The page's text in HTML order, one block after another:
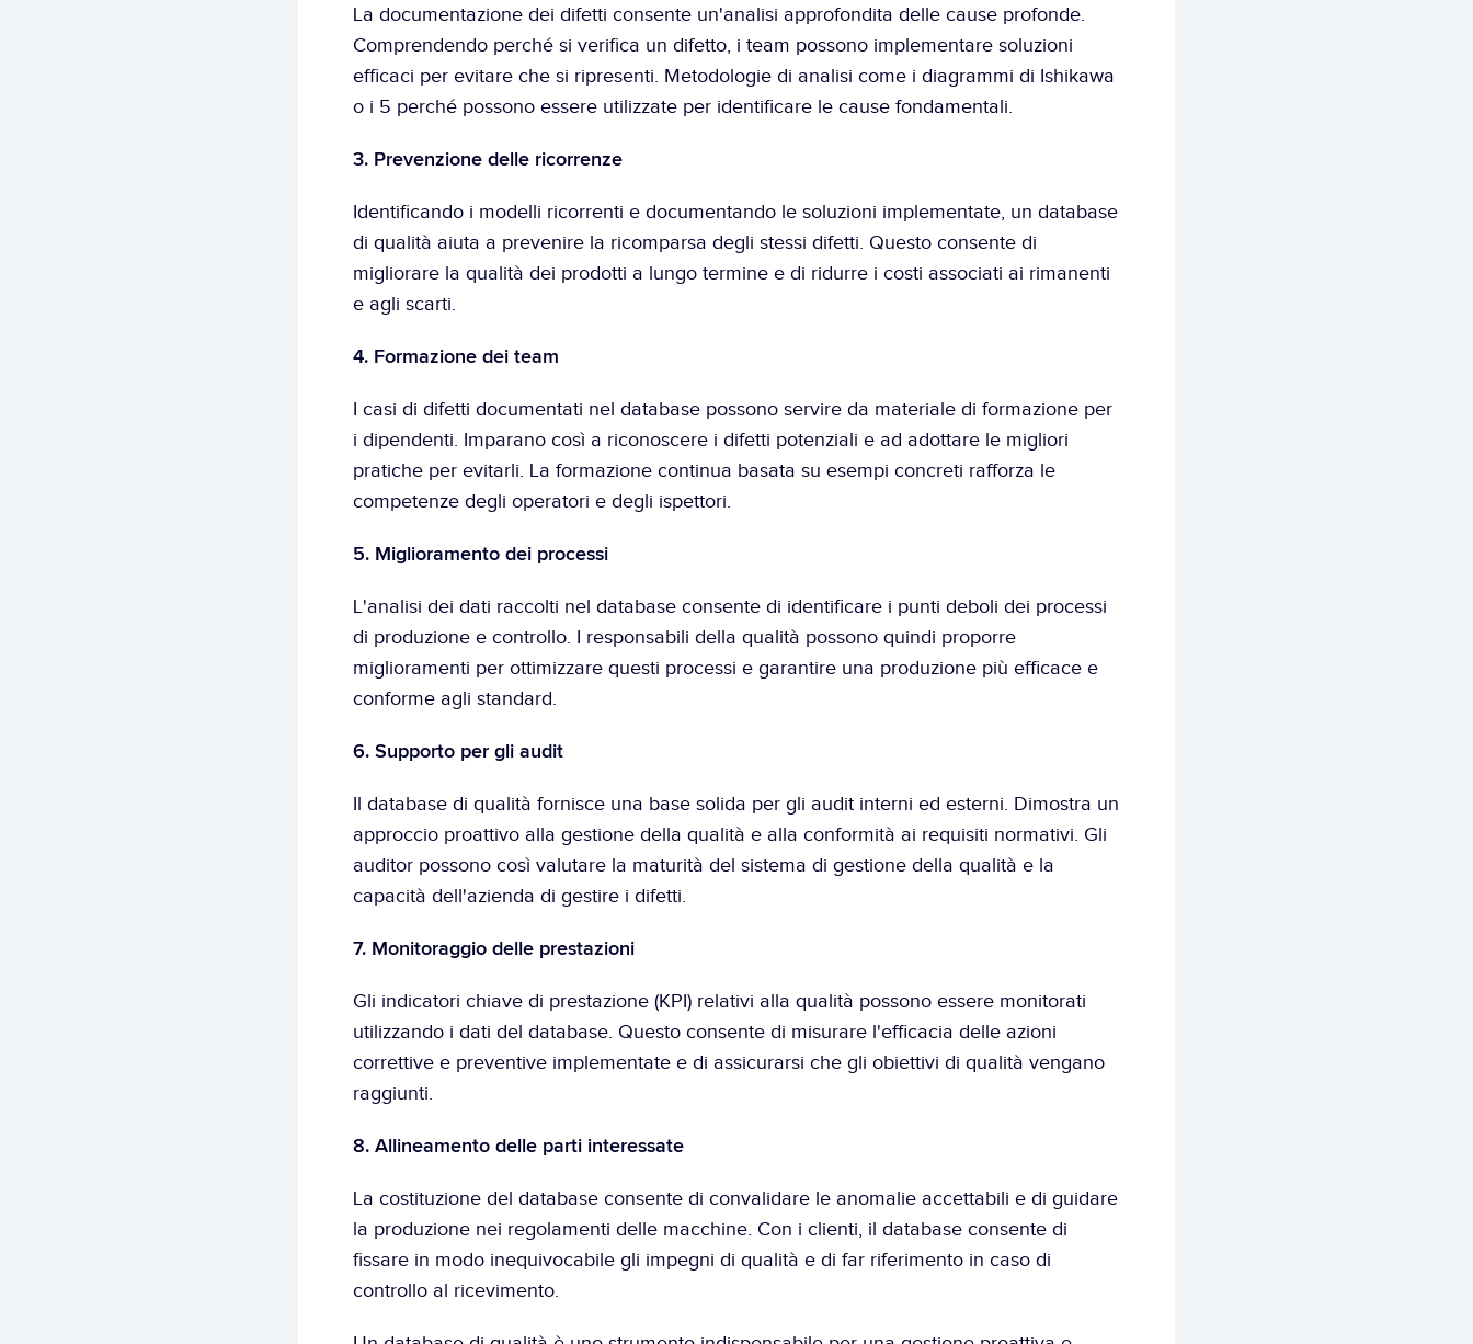
La documentazione dei difetti consente un'analisi approfondita delle cause profonde.
Comprendendo perché si verifica un difetto, i team possono implementare soluzioni
efficaci per evitare che si ripresenti. Metodologie di analisi come i diagrammi di Ishikawa
o i 5 perché possono essere utilizzate per identificare le cause fondamentali.
3. Prevenzione delle ricorrenze
Identificando i modelli ricorrenti e documentando le soluzioni implementate, un database
di qualità aiuta a prevenire la ricomparsa degli stessi difetti. Questo consente di
migliorare la qualità dei prodotti a lungo termine e di ridurre i costi associati ai rimanenti
e agli scarti.
4. Formazione dei team
I casi di difetti documentati nel database possono servire da materiale di formazione per
i dipendenti. Imparano così a riconoscere i difetti potenziali e ad adottare le migliori
pratiche per evitarli. La formazione continua basata su esempi concreti rafforza le
competenze degli operatori e degli ispettori.
5. Miglioramento dei processi
L'analisi dei dati raccolti nel database consente di identificare i punti deboli dei processi
di produzione e controllo. I responsabili della qualità possono quindi proporre
miglioramenti per ottimizzare questi processi e garantire una produzione più efficace e
conforme agli standard.
6. Supporto per gli audit
Il database di qualità fornisce una base solida per gli audit interni ed esterni. Dimostra un
approccio proattivo alla gestione della qualità e alla conformità ai requisiti normativi. Gli
auditor possono così valutare la maturità del sistema di gestione della qualità e la
capacità dell'azienda di gestire i difetti.
7. Monitoraggio delle prestazioni
Gli indicatori chiave di prestazione (KPI) relativi alla qualità possono essere monitorati
utilizzando i dati del database. Questo consente di misurare l'efficacia delle azioni
correttive e preventive implementate e di assicurarsi che gli obiettivi di qualità vengano
raggiunti.
8. Allineamento delle parti interessate
La costituzione del database consente di convalidare le anomalie accettabili e di guidare
la produzione nei regolamenti delle macchine. Con i clienti, il database consente di
fissare in modo inequivocabile gli impegni di qualità e di far riferimento in caso di
controllo al ricevimento.